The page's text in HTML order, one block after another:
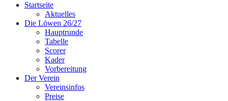
Startseite
Aktuelles
Die Löwen 26/27
Hauptrunde
Tabelle
Scorer
Kader
Vorbereitung
Der Verein
Vereinsinfos
Preise